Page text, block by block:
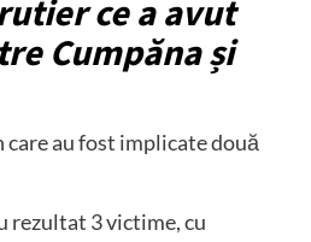
ce a avut
Cumpăna și
au fost implicate două
rezultat 3 victime, cu